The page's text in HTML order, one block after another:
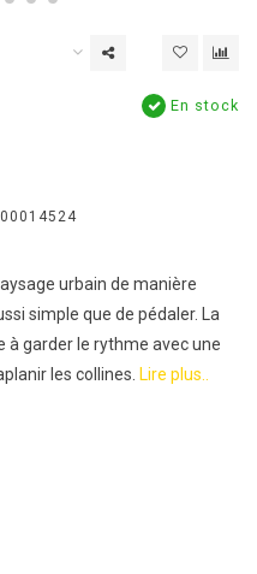
En stock
urbain de manière
simple que de pédaler. La
à garder le rythme avec une
les collines. Lire plus..